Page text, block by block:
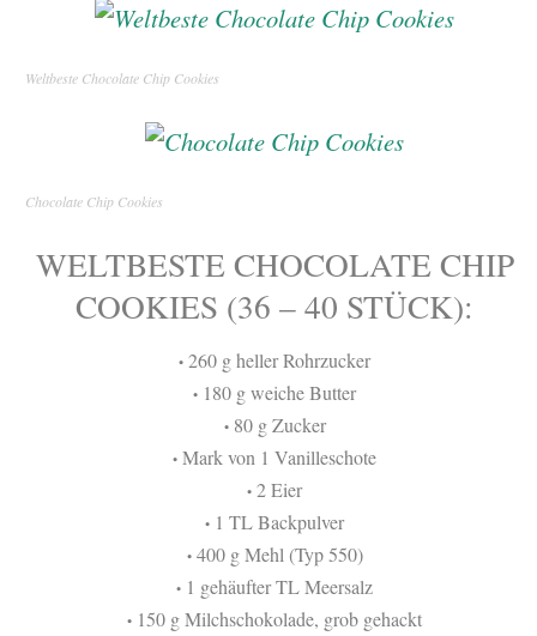
Weltbeste Chocolate Chip Cookies
Chocolate Chip Cookies
WELTBESTE CHOCOLATE CHIP
COOKIES (36 – 40 STÜCK):
• 260 g heller Rohrzucker
• 180 g weiche Butter
•80 g Zucker
• Mark von 1 Vanilleschote
• 2 Eier
• 1 TL Backpulver
•400 g Mehl (Typ 550)
• 1 gehäufter TL Meersalz
• 150 g Milchschokolade, grob gehackt